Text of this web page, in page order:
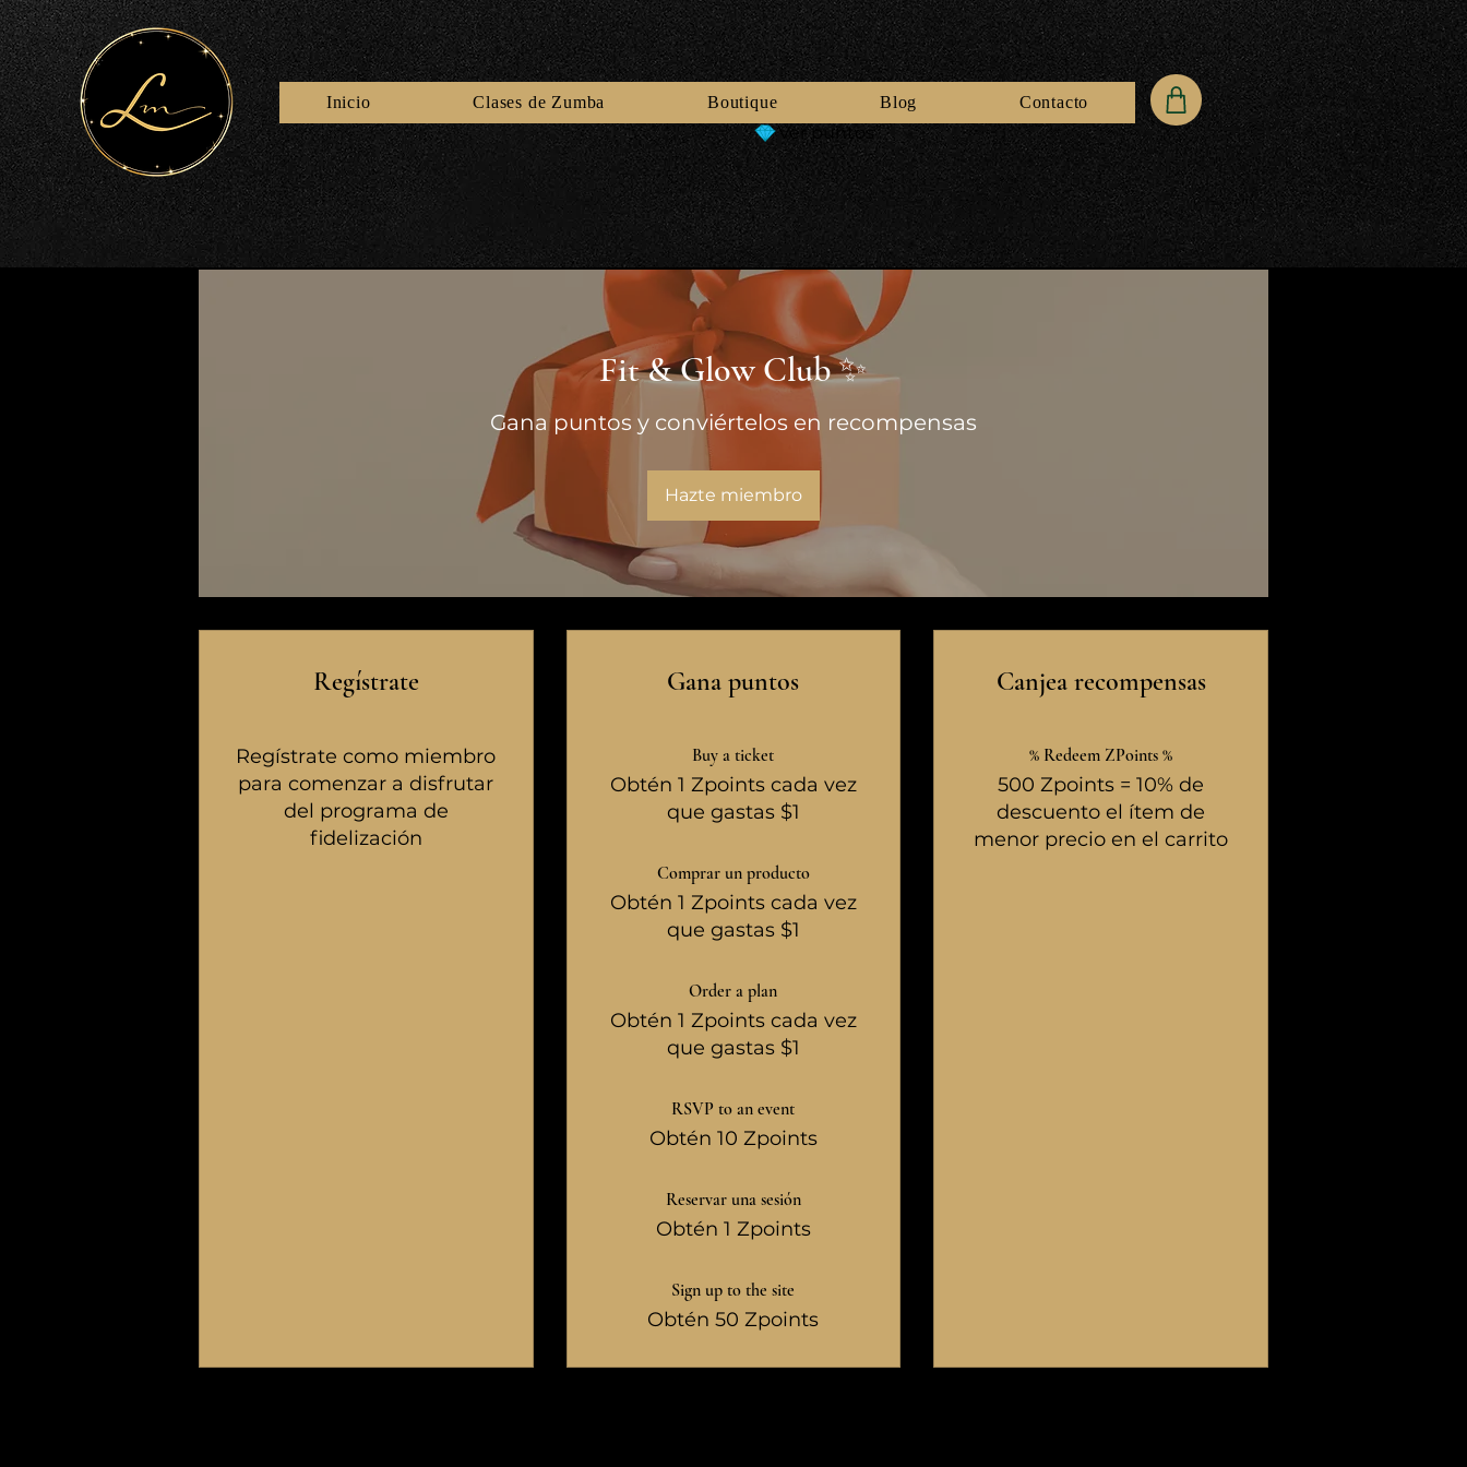
Inicio Clases de Zumba Boutique Blog Contacto
Ver puntos
Fit & Glow Club ✨
Gana puntos y conviértelos en recompensas
Hazte miembro
Regístrate
Regístrate como miembro
para comenzar a disfrutar
del programa de
fidelización
Gana puntos
Buy a ticket
Obtén 1 Zpoints cada vez
que gastas $1
Comprar un producto
Obtén 1 Zpoints cada vez
que gastas $1
Order a plan
Obtén 1 Zpoints cada vez
que gastas $1
RSVP to an event
Obtén 10 Zpoints
Reservar una sesión
Obtén 1 Zpoints
Sign up to the site
Obtén 50 Zpoints
Canjea recompensas
% Redeem ZPoints %
500 Zpoints = 10% de
descuento el ítem de
menor precio en el carrito